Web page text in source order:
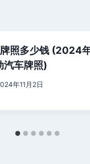
照多少钱 (2024年
汽车牌照)
年11月2日